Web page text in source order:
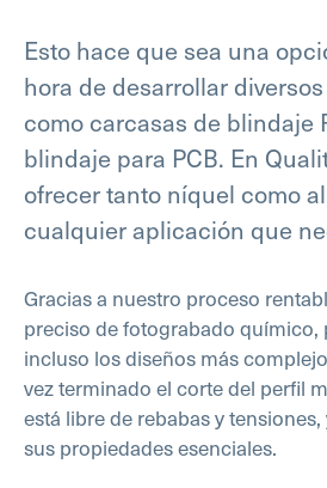
Esto hace que sea una
hora de desarrollar
como carcasas de blindaje
blindaje para PCB. En
ofrecer tanto níquel como
cualquier aplicación que
Gracias a nuestro proceso
preciso de fotograbado químico,
incluso los diseños más
vez terminado el corte del perfil
está libre de rebabas y
sus propiedades esenciales.